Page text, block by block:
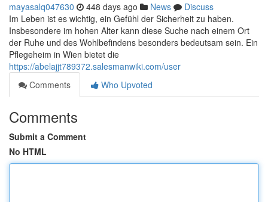
mayasalq047630 448 days ago News
Discuss
Im Leben ist es wichtig, ein Gefühl der Sicherheit zu haben.
Insbesondere im hohen Alter kann diese Suche nach einem Ort
der Ruhe und des Wohlbefindens besonders bedeutsam sein. Ein
Pflegeheim in Wien bietet die
https://abelajjt789372.salesmanwiki.com/user
Comments
Who Upvoted
Comments
Submit a Comment
No HTML